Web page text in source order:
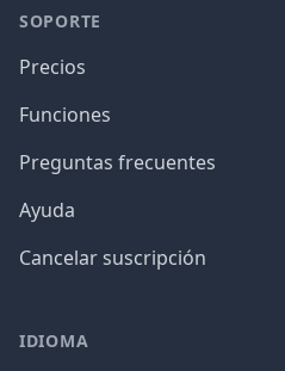
SOPORTE
Precios
Funciones
Preguntas frecuentes
Ayuda
Cancelar suscripción
IDIOMA